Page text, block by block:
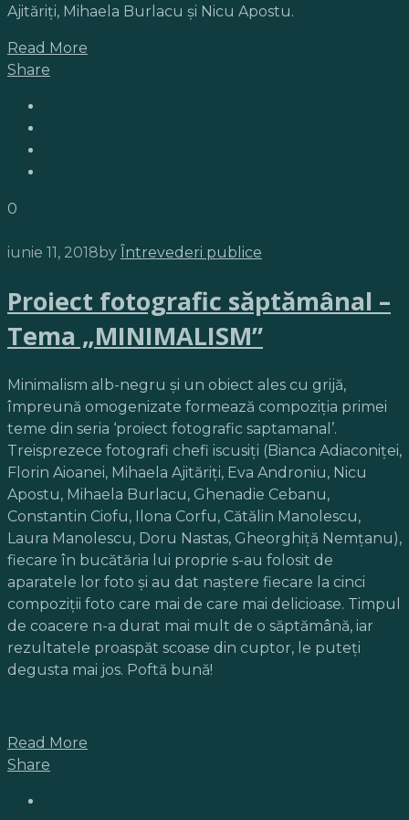
Ajităriţi, Mihaela Burlacu şi Nicu Apostu.
Read More
Share
0
iunie 11, 2018 by Întrevederi publice
Proiect fotografic săptămânal –
Tema „MINIMALISM”
Minimalism alb-negru și un obiect ales cu grijă,
împreună omogenizate formează compoziția primei
teme din seria ‘proiect fotografic saptamanal’.
Treisprezece fotografi chefi iscusiți (Bianca Adiaconiței,
Florin Aioanei, Mihaela Ajităriți, Eva Androniu, Nicu
Apostu, Mihaela Burlacu, Ghenadie Cebanu,
Constantin Ciofu, Ilona Corfu, Cătălin Manolescu,
Laura Manolescu, Doru Nastas, Gheorghiță Nemțanu),
fiecare în bucătăria lui proprie s-au folosit de
aparatele lor foto și au dat naștere fiecare la cinci
compoziții foto care mai de care mai delicioase. Timpul
de coacere n-a durat mai mult de o săptămână, iar
rezultatele proaspăt scoase din cuptor, le puteți
degusta mai jos. Poftă bună!
Read More
Share